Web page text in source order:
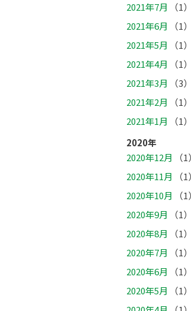
2021年7月
（1）
2021年6月
（1）
2021年5月
（1）
2021年4月
（1）
2021年3月
（3）
2021年2月
（1）
2021年1月
（1）
2020年
2020年12月
（1）
2020年11月
（1）
2020年10月
（1）
2020年9月
（1）
2020年8月
（1）
2020年7月
（1）
2020年6月
（1）
2020年5月
（1）